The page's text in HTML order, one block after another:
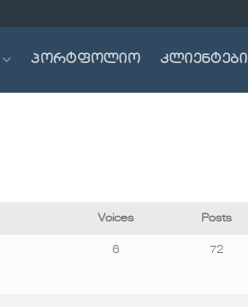
პორტფოლიო კლიენტები
Voices Posts
6 72